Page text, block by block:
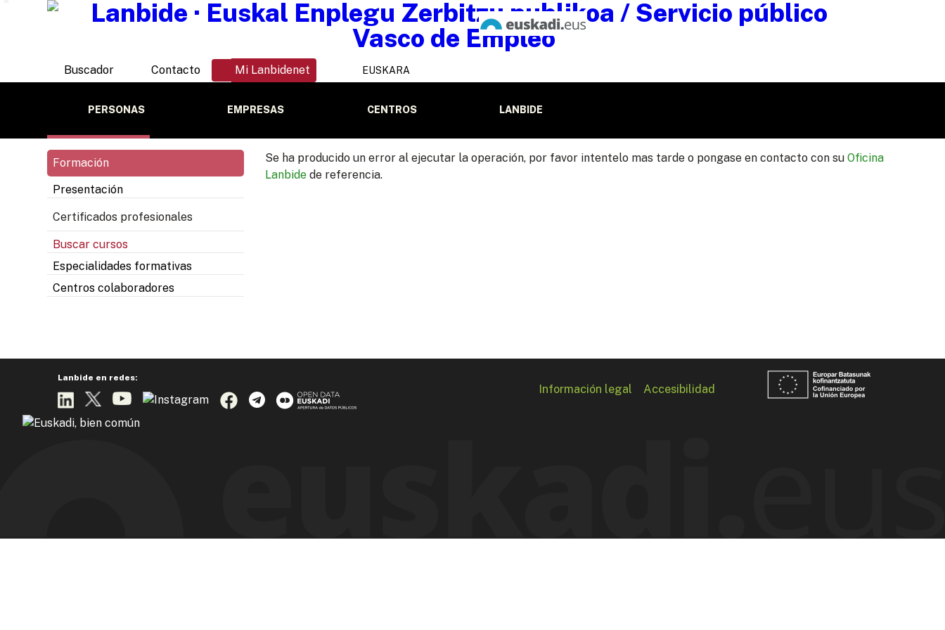
Buscador Contacto Mi Lanbidenet EUSKARA
PERSONAS EMPRESAS CENTROS LANBIDE
Formación
Presentación
Certificados profesionales
Buscar cursos
Especialidades formativas
Centros colaboradores
Se ha producido un error al ejecutar la operación, por favor intentelo mas tarde o pongase en contacto con su Oficina
Lanbide de referencia.
Lanbide en redes:
Información legal Accesibilidad